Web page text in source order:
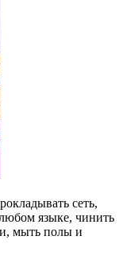
сеть,
языке, чинить
мыть полы и